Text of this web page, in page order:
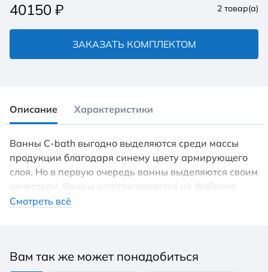
ЗАКАЗАТЬ КОМПЛЕКТОМ
2 товар(а)
40150 ₽
Описание Характеристики
Ванны С-bath выгодно выделяются среди массы
продукции благодаря синему цвету армирующего
слоя. Но в первую очередь ванны выделяются своим
качеством. Ванны изготавливаются на фабрике
Centrum (Польша). Акриловая сантехника Centrum
всем международным стандартам качества. Для
Смотреть всё
Вам так же может понадобиться